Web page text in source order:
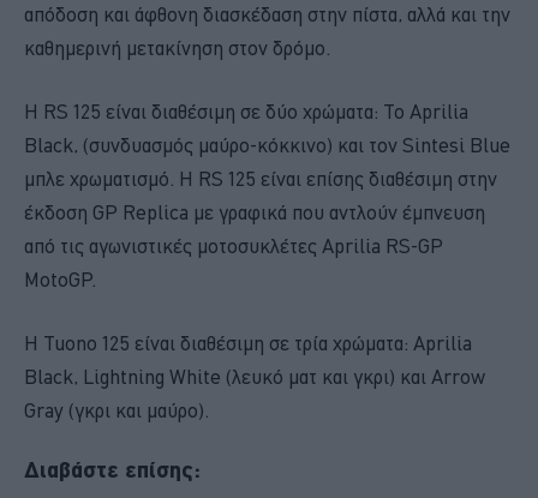
απόδοση και άφθονη διασκέδαση στην πίστα, αλλά και την
καθημερινή μετακίνηση στον δρόμο.
Η RS 125 είναι διαθέσιμη σε δύο χρώματα: Το Aprilia
Black, (συνδυασμός μαύρο-κόκκινο) και τον Sintesi Blue
μπλε χρωματισμό. Η RS 125 είναι επίσης διαθέσιμη στην
έκδοση GP Replica με γραφικά που αντλούν έμπνευση
από τις αγωνιστικές μοτοσυκλέτες Aprilia RS-GP
MotoGP.
Η Tuono 125 είναι διαθέσιμη σε τρία χρώματα: Aprilia
Black, Lightning White (λευκό ματ και γκρι) και Arrow
Gray (γκρι και μαύρο).
Διαβάστε επίσης: